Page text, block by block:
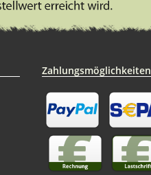
Zahlungsmöglichkeiten